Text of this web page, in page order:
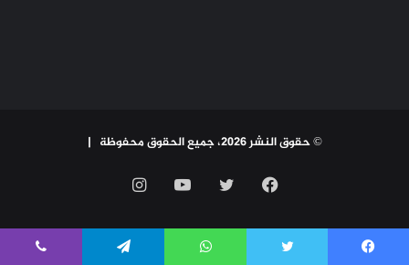
© حقوق النشر 2026، جميع الحقوق محفوظة |
فيسبوك تويتر يوتيوب